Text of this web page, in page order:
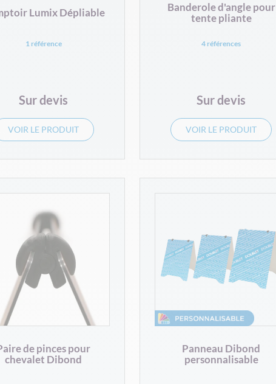
Lumix Dépliable
1 référence
Sur devis
VOIR LE PRODUIT
Banderole d'angle pour
tente pliante
4 références
Sur devis
VOIR LE PRODUIT
de pinces pour
chevalet Dibond
Panneau Dibond
personnalisable